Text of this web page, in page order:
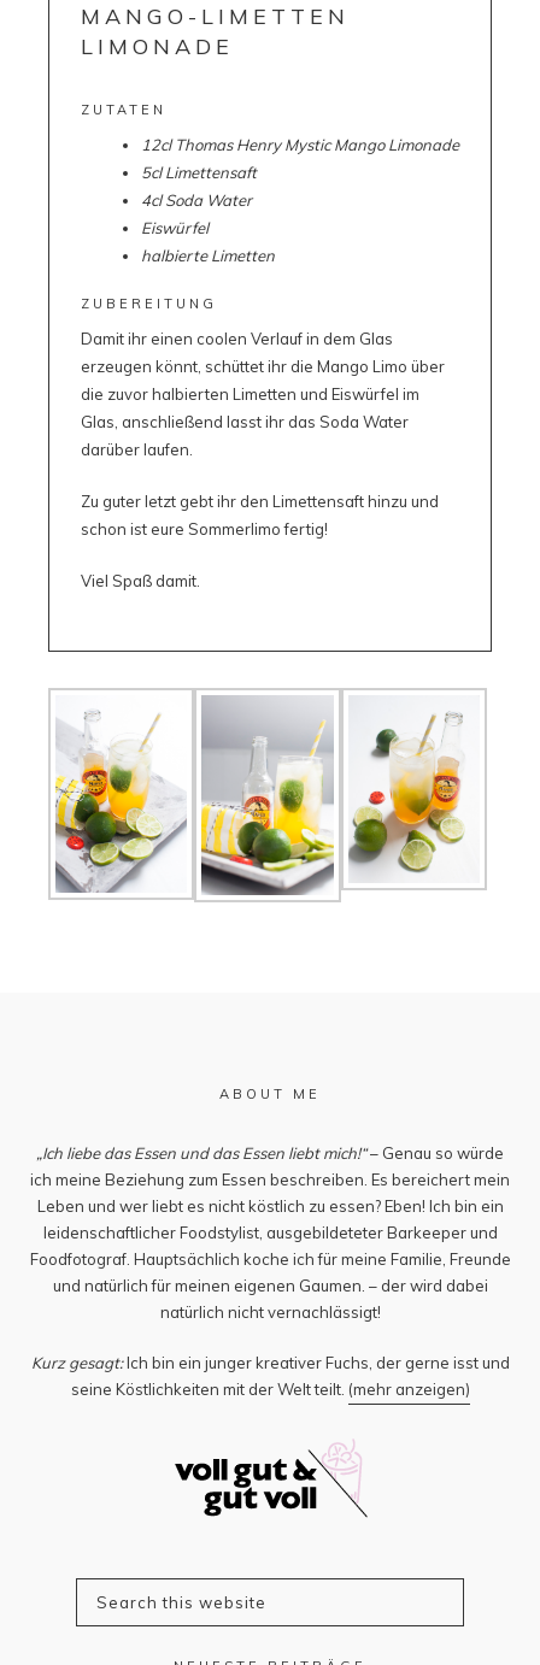
MANGO-LIMETTEN
LIMONADE
ZUTATEN
12clThomas Henry Mystic Mango Limonade
5cl Limettensaft
4cl Soda Water
Eiswürfel
halbierte Limetten
ZUBEREITUNG
Damit ihr einen coolen Verlauf in dem Glas
erzeugen könnt, schüttet ihr die Mango Limo über
die zuvor halbierten Limetten und Eiswürfel im
Glas, anschließend lasst ihr das Soda Water
darüber laufen.
Zu guter letzt gebt ihr den Limettensaft hinzu und
schon ist eure Sommerlimo fertig!
Viel Spaß damit.
ABOUT ME
„Ich liebe das Essen und das Essen liebt mich!“– Genau so würde
ich meine Beziehung zum Essen beschreiben. Es bereichert mein
Leben und wer liebt es nicht köstlich zu essen? Eben! Ich bin ein
leidenschaftlicher Foodstylist, ausgebildeteter Barkeeper und
Foodfotograf. Hauptsächlich koche ich für meine Familie, Freunde
und natürlich für meinen eigenen Gaumen. – der wird dabei
natürlich nicht vernachlässigt!
Kurz gesagt:Ich bin ein junger kreativer Fuchs, der gerne isst und
seine Köstlichkeiten mit der Welt teilt. (mehr anzeigen)